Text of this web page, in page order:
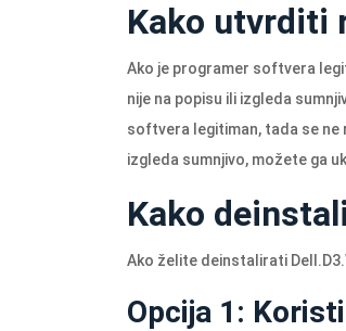
Kako utvrditi
Ako je programer softvera
nije na popisu ili izgleda
softvera legitiman, tada se ne
izgleda sumnjivo, možete ga
Kako
Ako želite deinstalirati
Opcija 1: